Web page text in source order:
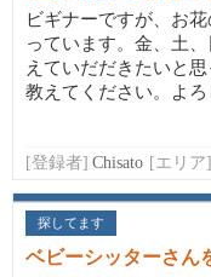
ビギナーですが、お
っています。金、土
えていだだきたいと
教えてください。よ
[登録者] Chisato [エリア]
探してます
ベビーシッターさん